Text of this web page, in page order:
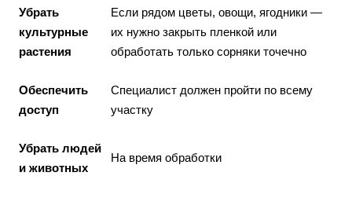
Убрать
культурные
растения
Если рядом цветы, овощи, ягодники —
их нужно закрыть пленкой или
обработать только сорняки точечно
Обеспечить
доступ
Специалист должен пройти по всему
участку
Убрать людей
и животных
На время обработки